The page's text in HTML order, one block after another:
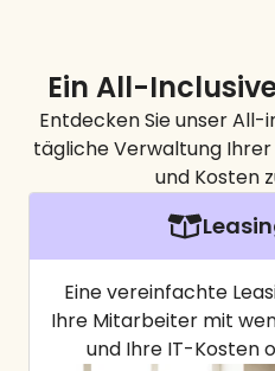
Ein All-
Entdecken Sie unser
tägliche Verwaltung
und Kosten
Eine vereinfachte
Ihre Mitarbeiter mit
und Ihre IT-Kosten